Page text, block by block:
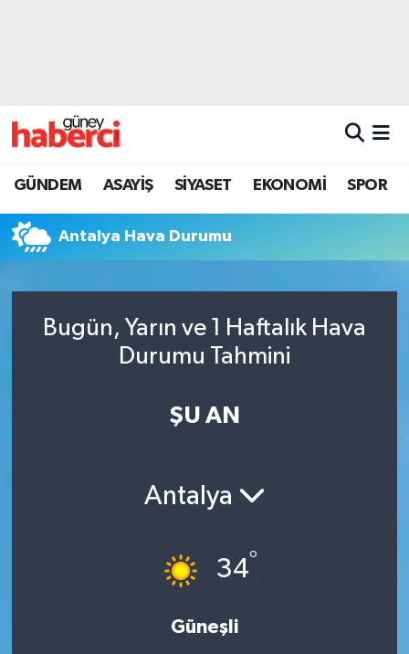
GÜNDEM ASAYİŞ SİYASET EKONOMİ SPOR
Antalya Hava Durumu
Bugün, Yarın ve 1 Haftalık Hava
Durumu Tahmini
ŞU AN
Antalya
34°
Güneşli
Beyoğlu Trafik Yoğunluk Haritası